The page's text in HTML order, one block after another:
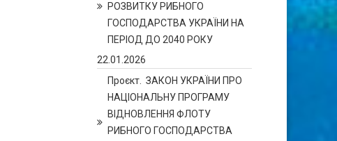
РОЗВИТКУ РИБНОГО
ГОСПОДАРСТВА УКРАЇНИ НА
ПЕРІОД ДО 2040 РОКУ
22.01.2026
Проєкт. ЗАКОН УКРАЇНИ ПРО
НАЦІОНАЛЬНУ ПРОГРАМУ
ВІДНОВЛЕННЯ ФЛОТУ
РИБНОГО ГОСПОДАРСТВА